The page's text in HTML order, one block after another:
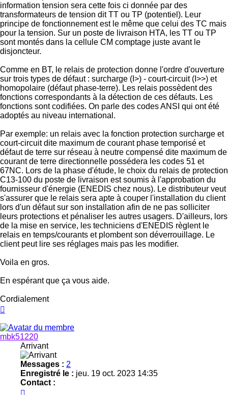
information tension sera cette fois ci donnée par des
transformateurs de tension dit TT ou TP (potentiel). Leur
principe de fonctionnement est le même que celui des TC mais
pour la tension. Sur un poste de livraison HTA, les TT ou TP
sont montés dans la cellule CM comptage juste avant le
disjoncteur.
Comme en BT, le relais de protection donne l'ordre d'ouverture
sur trois types de défaut : surcharge (I>) - court-circuit (I>>) et
homopolaire (défaut phase-terre). Les relais possèdent des
fonctions correspondants à la détection de ces défauts. Les
fonctions sont codifiées. On parle des codes ANSI qui ont été
adoptés au niveau international.
Par exemple: un relais avec la fonction protection surcharge et
court-circuit dite maximum de courant phase temporisé et
défaut de terre sur réseau à neutre compensé dite maximum de
courant de terre directionnelle possédera les codes 51 et
67NC. Lors de la phase d'étude, le choix du relais de protection
C13-100 du poste de livraison est soumis à l'approbation du
fournisseur d'énergie (ENEDIS chez nous). Le distributeur veut
s'assurer que le relais sera apte à couper l'installation du client
lors d'un défaut sur son installation afin de ne pas solliciter
leurs protections et pénaliser les autres usagers. D'ailleurs, lors
de la mise en service, les techniciens d'ENEDIS règlent le
relais en temps/courants et plombent son déverrouillage. Le
client peut lire ses réglages mais pas les modifier.
Voila en gros.
En espérant que ça vous aide.
Cordialement
mbk51220
Arrivant
Messages : 2
Enregistré le : jeu. 19 oct. 2023 14:35
Contact :